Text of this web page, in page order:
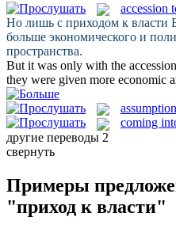
accession
Но лишь с приходом к власти
больше экономического и
пространства.
But it was only with the
they were given more economic
coming
другие переводы 2
свернуть
Примеры
"приход к власти"